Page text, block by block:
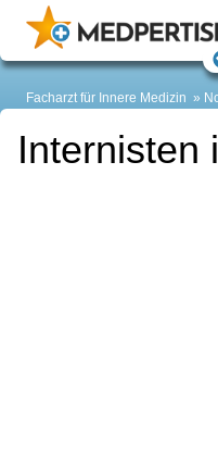
Facharzt für Innere Medizin
Internisten